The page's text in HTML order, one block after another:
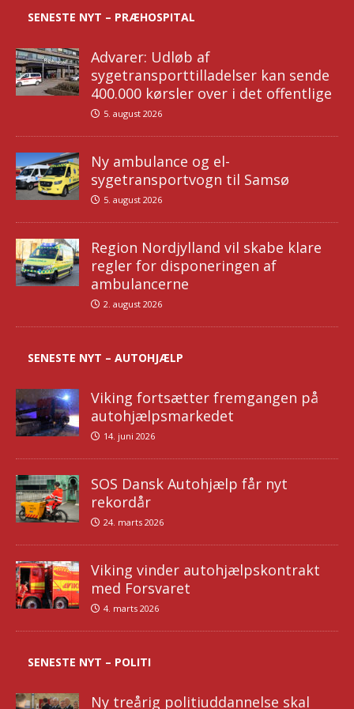
SENESTE NYT – PRÆHOSPITAL
Advarer: Udløb af
sygetransporttilladelser kan sende
400.000 kørsler over i det offentlige
5. august 2026
Ny ambulance og el-
sygetransportvogn til Samsø
5. august 2026
Region Nordjylland vil skabe klare
regler for disponeringen af
ambulancerne
2. august 2026
SENESTE NYT – AUTOHJÆLP
Viking fortsætter fremgangen på
autohjælpsmarkedet
14. juni 2026
SOS Dansk Autohjælp får nyt
rekordår
24. marts 2026
Viking vinder autohjælpskontrakt
med Forsvaret
4. marts 2026
SENESTE NYT – POLITI
Ny treårig politiuddannelse skal